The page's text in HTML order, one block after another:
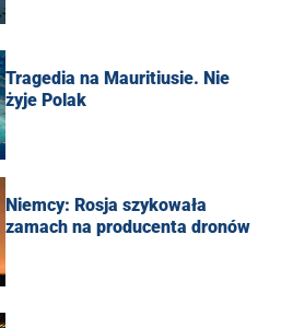
Tragedia na Mauritiusie. Nie
żyje Polak
Niemcy: Rosja szykowała
zamach na producenta dronów